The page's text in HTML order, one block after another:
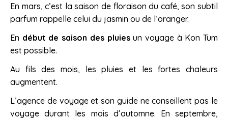
En mars, c’est la saison de floraison du café, son subtil
parfum rappelle celui du jasmin ou de l’oranger.
En début de saison des pluiesun voyage à Kon Tum
est possible.
Au fils des mois, les pluies et les fortes chaleurs
augmentent.
L’agence de voyage et son guide ne conseillent pas le
voyage durant les mois d’automne. En septembre,